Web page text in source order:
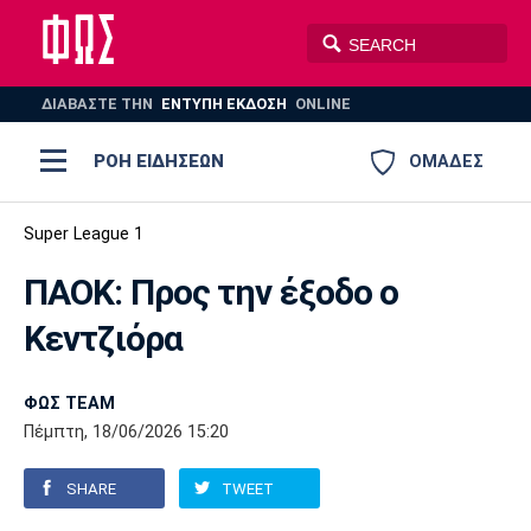
ΔΙΑΒΑΣΤΕ THN ΕΝΤΥΠΗ ΕΚΔΟΣΗ ONLINE
ΟΜΑΔΕΣ
ΡΟΗ ΕΙΔΗΣΕΩΝ
ΠΟΔΟΣΦΑΙΡΟ
ΠΟΛΟ ΣΠΟΡ
AUTO-MOTO
Ποδόσφαιρο
Super League 1
Super League 2
Γ Εθνική
Ελλάδα
Μπάσκετ
Ελλάδα
Εθνική
EuroLeague
Ολυμπιακοί Αγώνες
Βόλεϊ
Πόλο
Ολυμπιακός
Παναθηναϊκός Ατρόμητος
Super League 1
ΠΑΟΚ: Προς την έξοδο ο
Κεντζιόρα
ΦΩΣ TEAM
Πέμπτη, 18/06/2026 15:20
SHARE TWEET